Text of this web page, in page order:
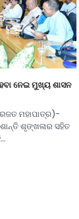
ନେଇ ମୁଖ୍ୟ ଶାସନ
ମହାପାତ୍ର)-
ଶୃଙ୍ଖଳାର ସହିତ